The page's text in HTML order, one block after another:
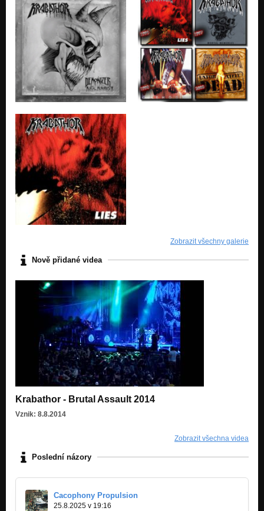
Zobrazit všechny galerie
Nově přidané videa
Krabathor - Brutal Assault 2014
Vznik: 8.8.2014
Zobrazit všechna videa
Poslední názory
Cacophony Propulsion
25.8.2025 v 19:16